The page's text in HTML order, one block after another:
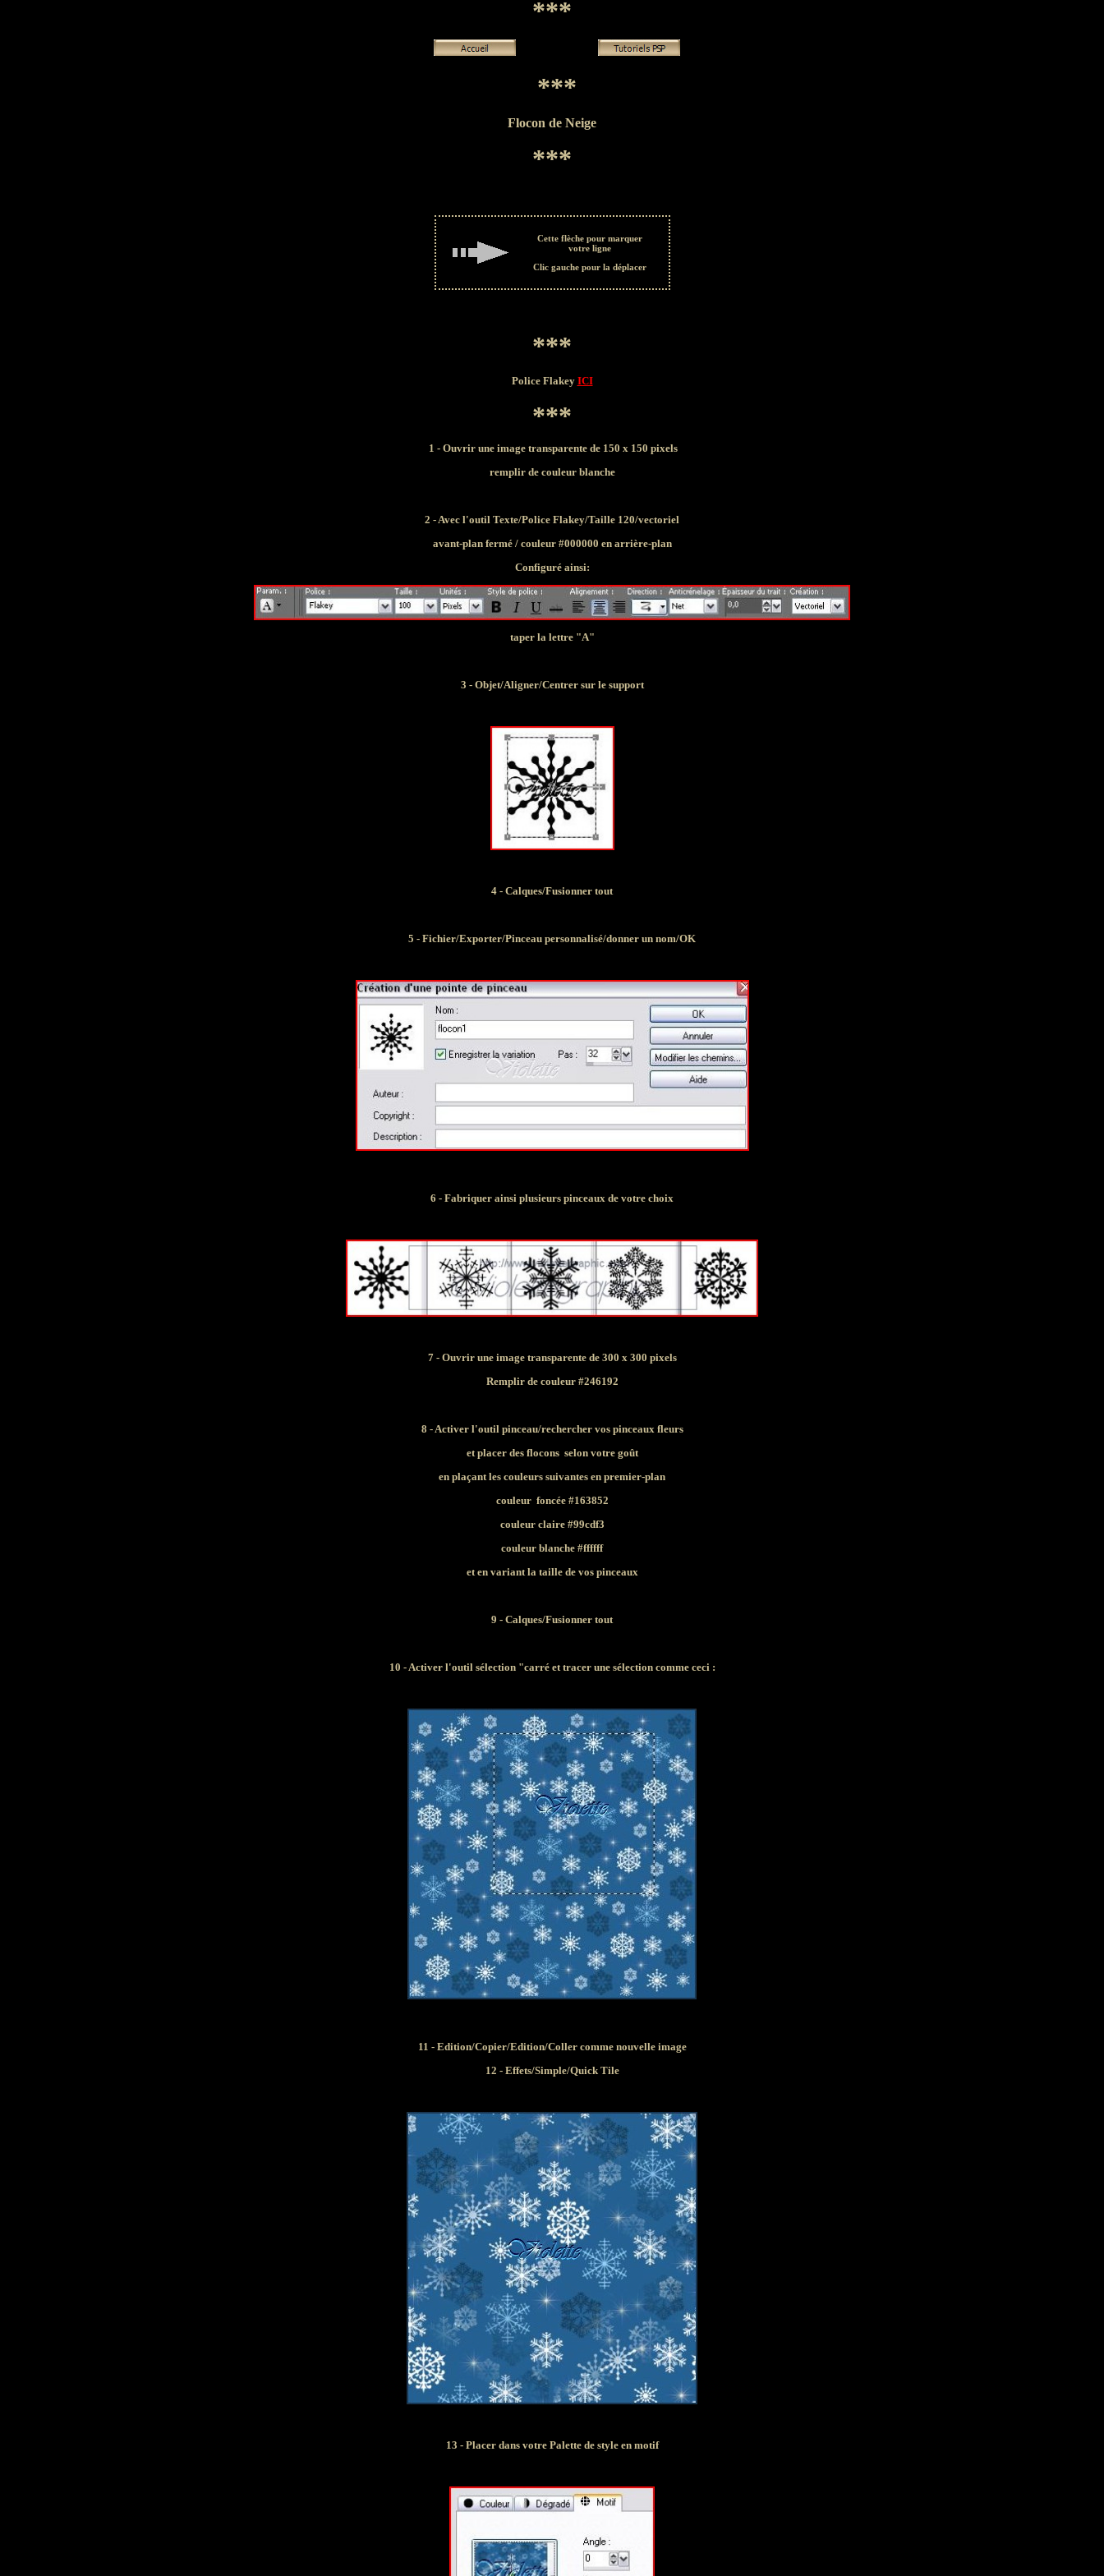
***
***
Flocon de Neige
***
Cette flèche pour marquer
votre ligne
Clic gauche pour la déplacer
***
Police Flakey ICI
***
1 - Ouvrir une image transparente de 150 x 150 pixels
remplir de couleur blanche
2 - Avec l'outil Texte/Police Flakey/Taille 120/vectoriel
avant-plan fermé / couleur #000000 en arrière-plan
Configuré ainsi:
taper la lettre "A"
3 - Objet/Aligner/Centrer sur le support
4 - Calques/Fusionner tout
5 - Fichier/Exporter/Pinceau personnalisé/donner un nom/OK
6 - Fabriquer ainsi plusieurs pinceaux de votre choix
7 - Ouvrir une image transparente de 300 x 300 pixels
Remplir de couleur #246192
8 - Activer l'outil pinceau/rechercher vos pinceaux fleurs
et placer des flocons selon votre goût
en plaçant les couleurs suivantes en premier-plan
couleur foncée #163852
couleur claire #99cdf3
couleur blanche #ffffff
et en variant la taille de vos pinceaux
9 - Calques/Fusionner tout
10 - Activer l'outil sélection "carré et tracer une sélection comme ceci :
11 - Edition/Copier/Edition/Coller comme nouvelle image
12 - Effets/Simple/Quick Tile
13 - Placer dans votre Palette de style en motif